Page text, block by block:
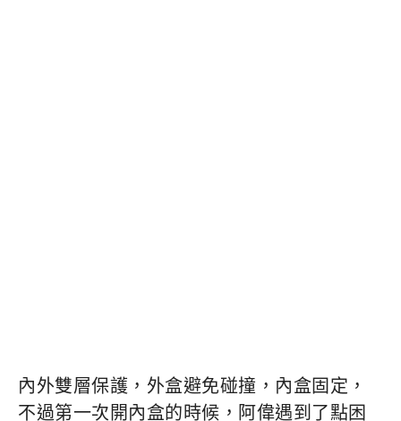
內外雙層保護，外盒避免碰撞，內盒固定，
不過第一次開內盒的時候，阿偉遇到了點困